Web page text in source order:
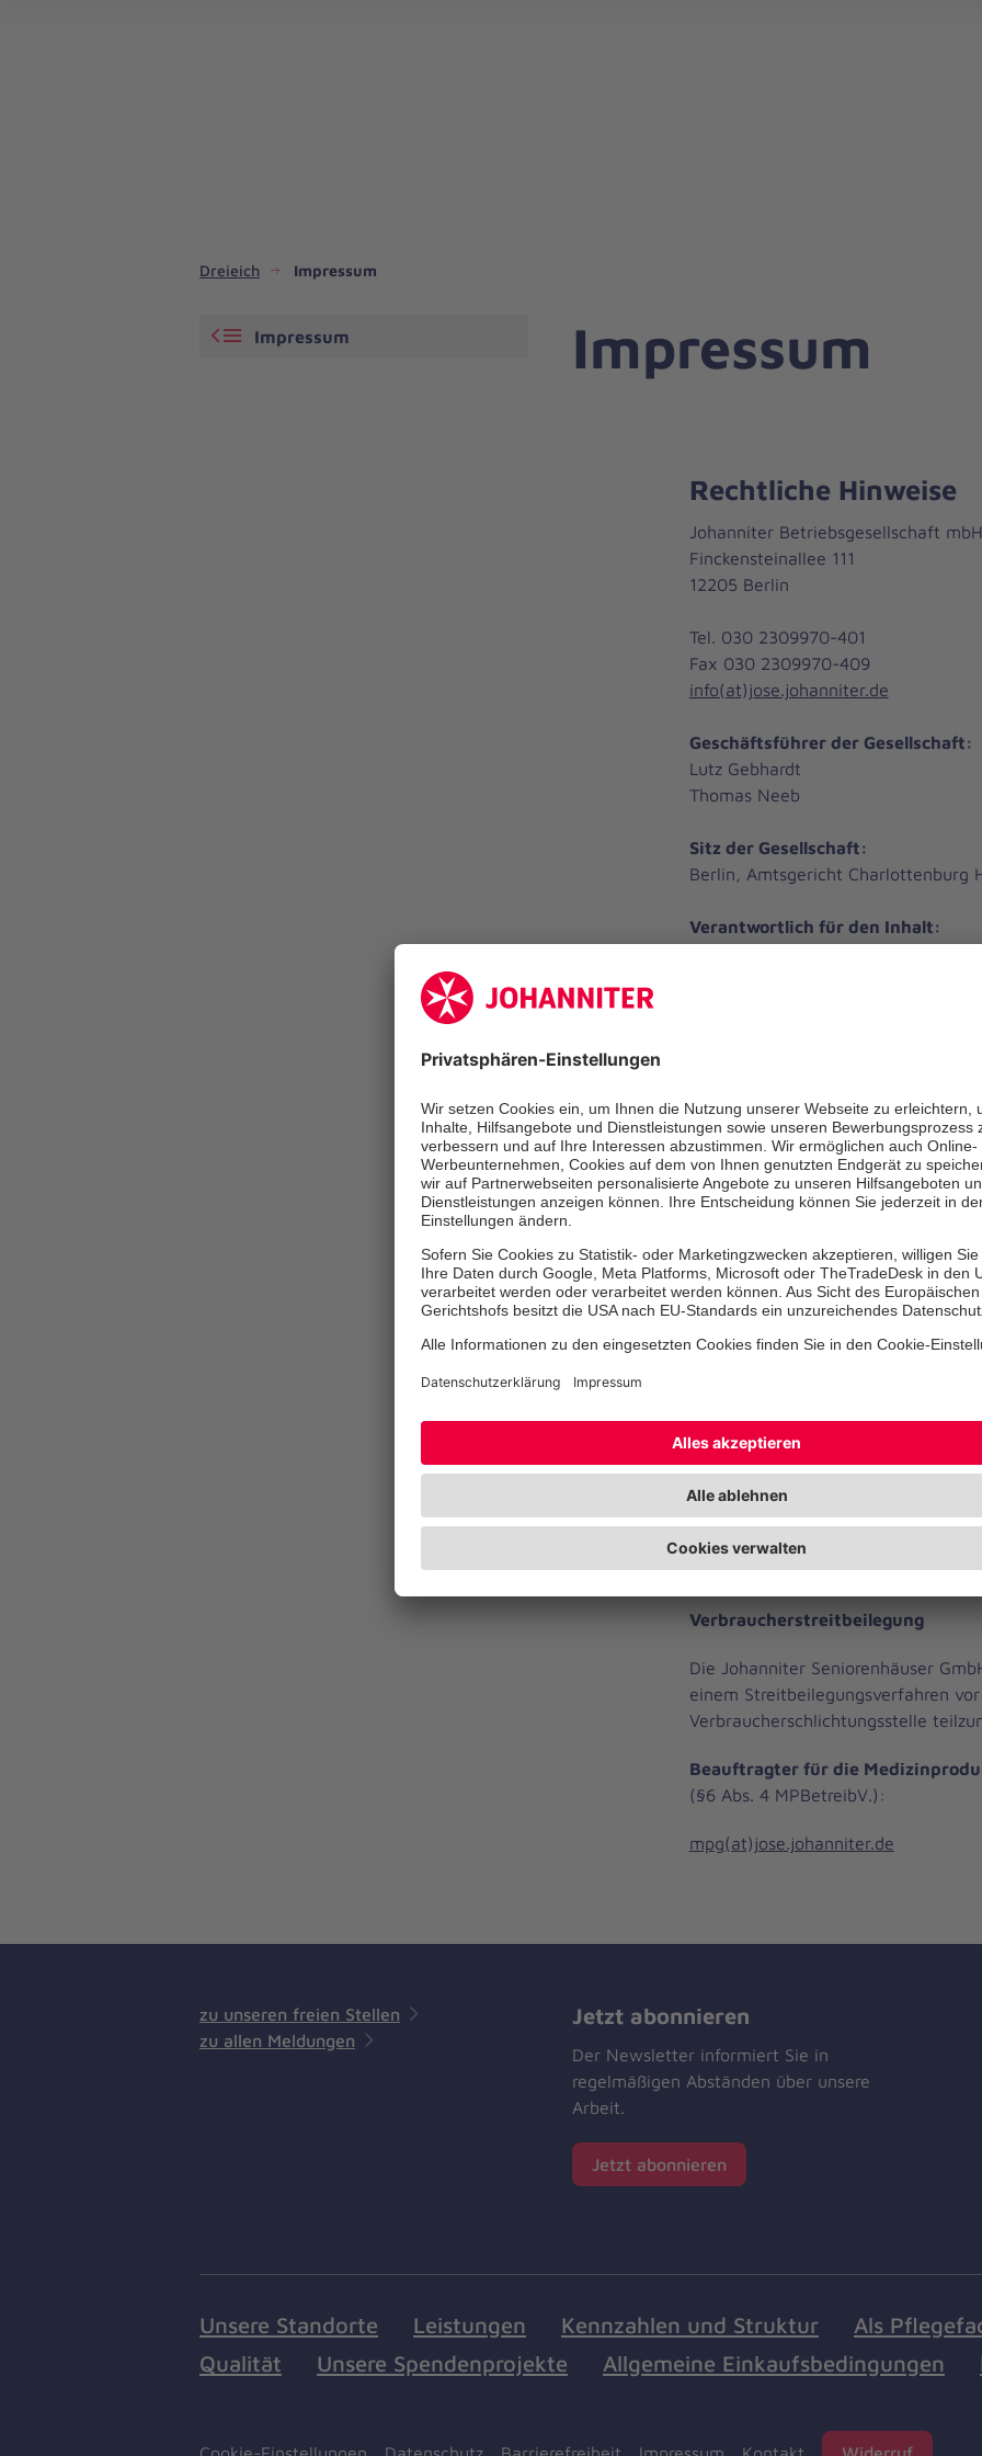
Dreieich Impressum
Impressum
Rechtliche Hinweise
Johanniter Betriebsgesellschaft mbH
Finckensteinallee 111
12205 Berlin
Tel. 030 2309970-401
Fax 030 2309970-409
info(at)jose.johanniter.de
Geschäftsführer der Gesellschaft:
Lutz Gebhardt
Thomas Neeb
Sitz der Gesellschaft:
Berlin, Amtsgericht Charlottenburg
Verantwortlich für den Inhalt:
Haftung
Die Inhalte dieser Webseite sind
worden. Dennoch kann keinerlei
die Aktualität, Richtigkeit und
bereitgestellten Informationen
gilt auch für die Inhalte anderer
mittels Hyperlinks verwiesen wird.
inhaltlicher Kontrolle übernimmt die
Seniorenhäuser GmbH keine
externer Links. Für den Inhalt der
Die Inhalte dieser Webseite,
Bilder, Texte und Multimediaobjekte
Anordnung auf den Webseiten,
Urheberrecht und dürfen nicht zu
kopiert, verbreitet, verändert oder
gemacht werden.
Verbraucherstreitbeilegung
Die Johanniter Seniorenhäuser
einem Streitbeilegungsverfahren
Verbraucherschlichtungsstelle
Beauftragter für die
(§6 Abs. 4 MPBetreibV.):
mpg(at)jose.johanniter.de
Impressum
zu unseren freien Stellen
zu allen Meldungen
Jetzt abonnieren
Der Newsletter informiert Sie in
regelmäßigen Abständen über unsere
Arbeit.
Jetzt abonnieren
Unsere Standorte Leistungen Kennzahlen und Struktur
Als
Qualität
Unsere Spendenprojekte Allgemeine Einkaufsbedingungen